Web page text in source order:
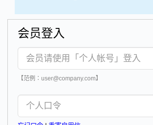
会员登入
【范例：user@company.com】